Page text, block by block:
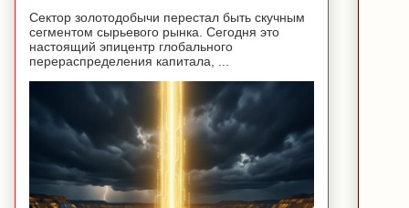
Сектор золотодобычи перестал быть скучным
сегментом сырьевого рынка. Сегодня это
настоящий эпицентр глобального
перераспределения капитала, ...